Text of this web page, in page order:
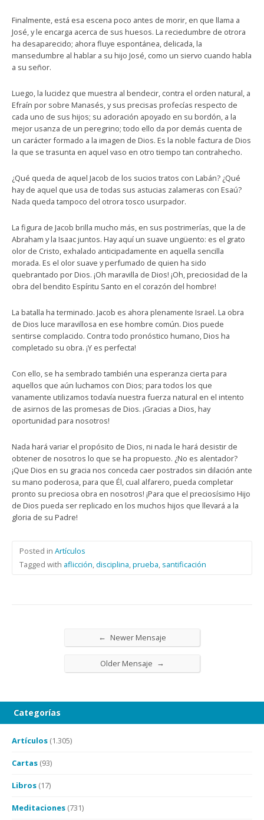
Finalmente, está esa escena poco antes de morir, en que llama a
José, y le encarga acerca de sus huesos. La reciedumbre de otrora
ha desaparecido; ahora fluye espontánea, delicada, la
mansedumbre al hablar a su hijo José, como un siervo cuando habla
a su señor.
Luego, la lucidez que muestra al bendecir, contra el orden natural, a
Efraín por sobre Manasés, y sus precisas profecías respecto de
cada uno de sus hijos; su adoración apoyado en su bordón, a la
mejor usanza de un peregrino; todo ello da por demás cuenta de
un carácter formado a la imagen de Dios. Es la noble factura de Dios
la que se trasunta en aquel vaso en otro tiempo tan contrahecho.
¿Qué queda de aquel Jacob de los sucios tratos con Labán? ¿Qué
hay de aquel que usa de todas sus astucias zalameras con Esaú?
Nada queda tampoco del otrora tosco usurpador.
La figura de Jacob brilla mucho más, en sus postrimerías, que la de
Abraham y la Isaac juntos. Hay aquí un suave ungüento: es el grato
olor de Cristo, exhalado anticipadamente en aquella sencilla
morada. Es el olor suave y perfumado de quien ha sido
quebrantado por Dios. ¡Oh maravilla de Dios! ¡Oh, preciosidad de la
obra del bendito Espíritu Santo en el corazón del hombre!
La batalla ha terminado. Jacob es ahora plenamente Israel. La obra
de Dios luce maravillosa en ese hombre común. Dios puede
sentirse complacido. Contra todo pronóstico humano, Dios ha
completado su obra. ¡Y es perfecta!
Con ello, se ha sembrado también una esperanza cierta para
aquellos que aún luchamos con Dios; para todos los que
vanamente utilizamos todavía nuestra fuerza natural en el intento
de asirnos de las promesas de Dios. ¡Gracias a Dios, hay
oportunidad para nosotros!
Nada hará variar el propósito de Dios, ni nada le hará desistir de
obtener de nosotros lo que se ha propuesto. ¿No es alentador?
¡Que Dios en su gracia nos conceda caer postrados sin dilación ante
su mano poderosa, para que Él, cual alfarero, pueda completar
pronto su preciosa obra en nosotros! ¡Para que el preciosísimo Hijo
de Dios pueda ser replicado en los muchos hijos que llevará a la
gloria de su Padre!
Posted in Artículos
Tagged with aflicción,disciplina,prueba, santificación
← Newer Mensaje
Older Mensaje →
Categorías
Artículos (1.305)
Cartas (93)
Libros (17)
Meditaciones (731)